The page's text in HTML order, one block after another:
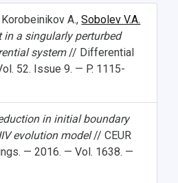
двигателей
кампус
организации
конференциях
Korobeinikov A.,Sobolev V.A.
a singularly perturbed
system// Differential
52. Issue 9. — P. 1115-
in initial boundary
evolution model// CEUR
— 2016. — Vol. 1638. —